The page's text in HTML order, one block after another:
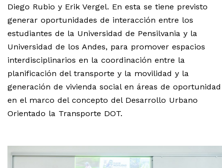
Diego Rubio y Erik Vergel. En esta se tiene previsto
generar oportunidades de interacción entre los
estudiantes de la Universidad de Pensilvania y la
Universidad de los Andes, para promover espacios
interdisciplinarios en la coordinación entre la
planificación del transporte y la movilidad y la
generación de vivienda social en áreas de oportunidad
en el marco del concepto del Desarrollo Urbano
Orientado la Transporte DOT.